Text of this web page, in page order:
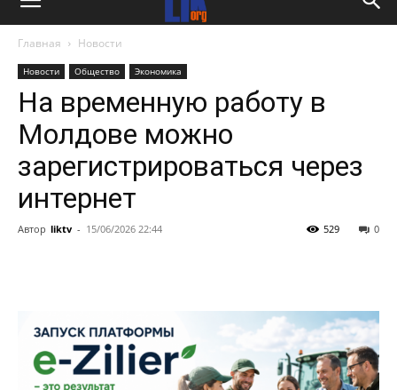
Главная Новости
Новости Общество Экономика
На временную работу в
Молдове можно
зарегистрироваться через
интернет
Автор liktv - 15/06/2026 22:44 0
529